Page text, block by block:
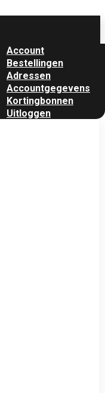
Account
Bestellingen
Adressen
Accountgegevens
Kortingbonnen
Uitloggen